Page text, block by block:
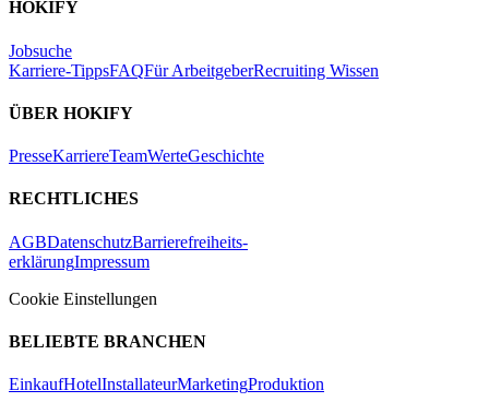
HOKIFY
Jobsuche
Karriere-TippsFAQFür ArbeitgeberRecruiting Wissen
ÜBER HOKIFY
PresseKarriereTeamWerteGeschichte
RECHTLICHES
AGBDatenschutzBarrierefreiheits-
erklärungImpressum
Cookie Einstellungen
BELIEBTE BRANCHEN
EinkaufHotelInstallateurMarketingProduktion